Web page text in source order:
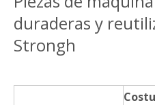
duraderas y
Strongh